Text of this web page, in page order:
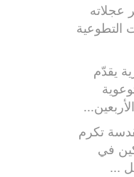
عجلاته
التطوعية
يقدّم
تكرم
في
...